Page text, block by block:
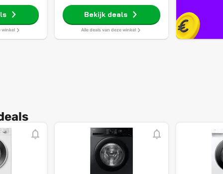
winkel
Bekijk deals
Alle deals van deze winkel